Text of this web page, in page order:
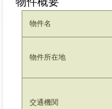
物件名
物件所在地
交通機関